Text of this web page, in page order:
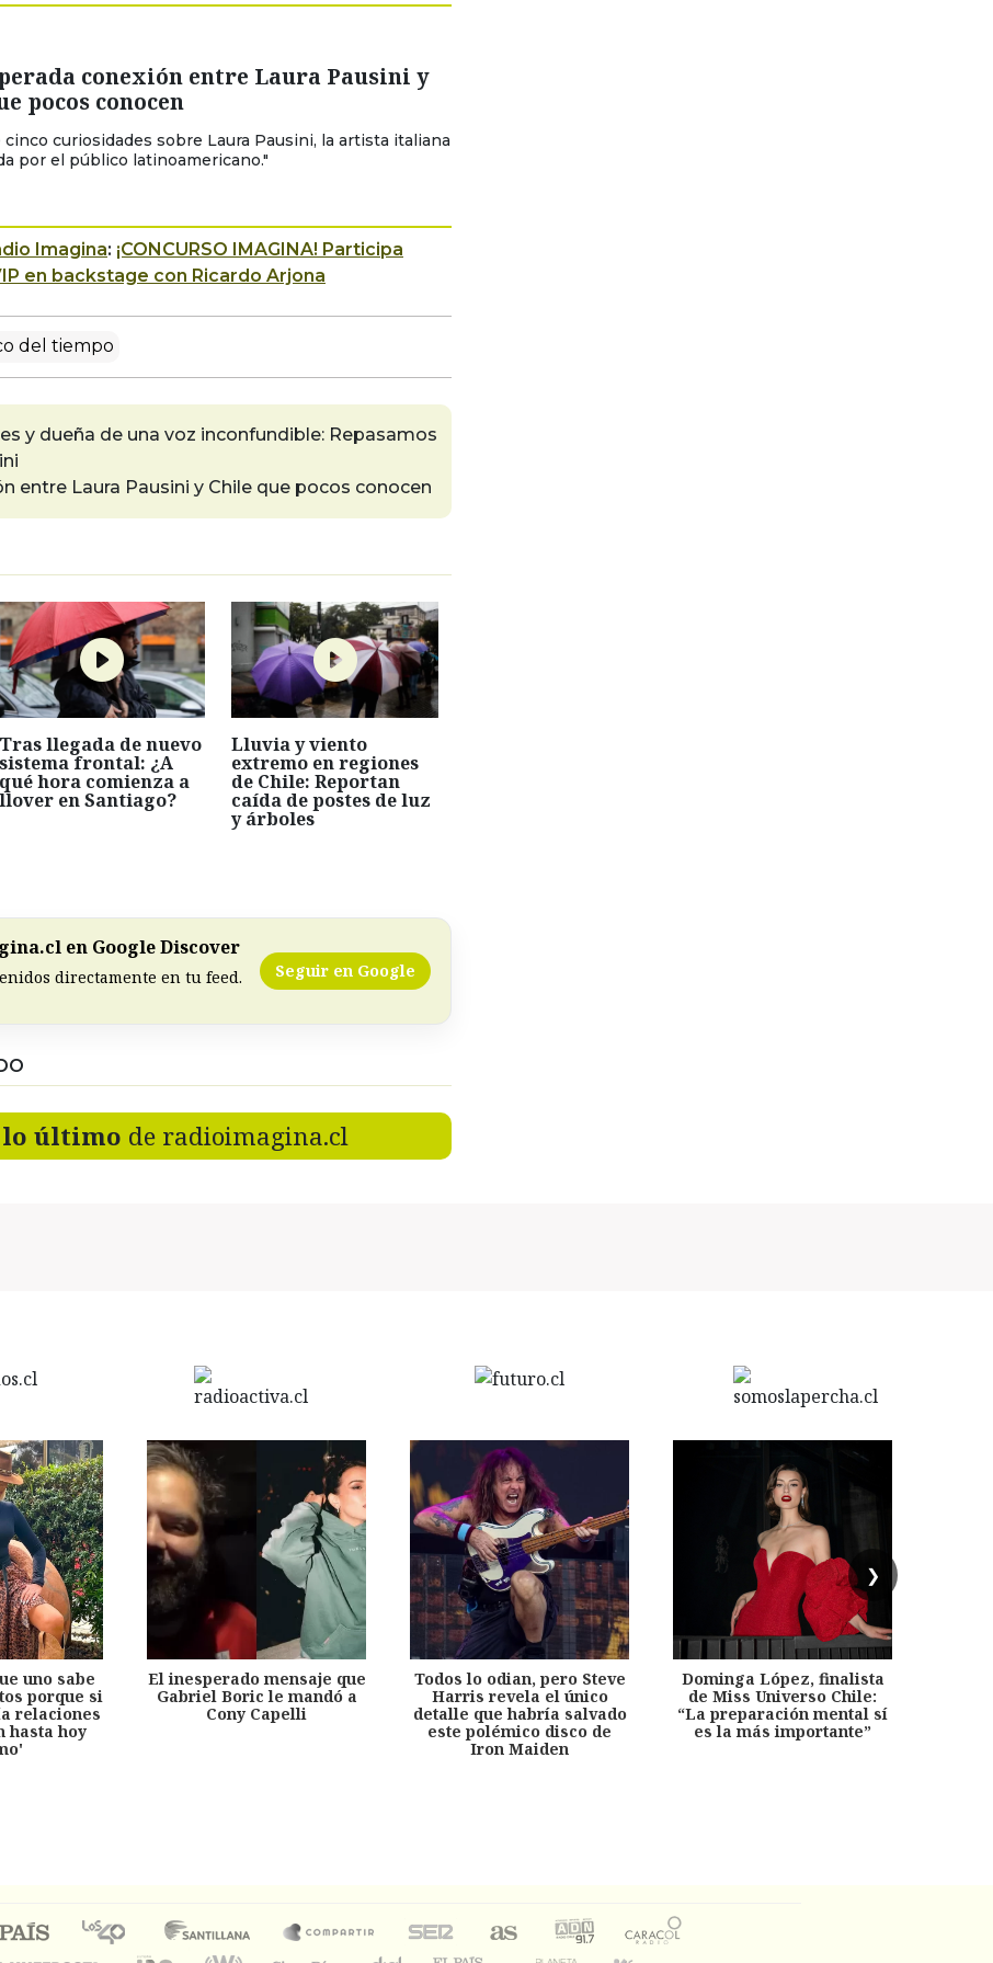
conexión entre Laura Pausini y
pocos conocen
curiosidades sobre Laura Pausini, la artista italiana
por el público latinoamericano."
Imagina: ¡CONCURSO IMAGINA! Participa
en backstage con Ricardo Arjona
del tiempo
y dueña de una voz inconfundible: Repasamos
entre Laura Pausini y Chile que pocos conocen
Tras llegada de nuevo
sistema frontal: ¿A
qué hora comienza a
llover en Santiago?
Lluvia y viento
extremo en regiones
de Chile: Reportan
caída de postes de luz
y árboles
en Google Discover
directamente en tu feed. Seguir en Google
último de radioimagina.cl
❯
uno sabe
porque si
relaciones
hasta hoy
El inesperado mensaje que
Gabriel Boric le mandó a
Cony Capelli
Todos lo odian, pero Steve
Harris revela el único
detalle que habría salvado
este polémico disco de
Iron Maiden
Dominga López, finalista
de Miss Universo Chile:
“La preparación mental sí
es la más importante”